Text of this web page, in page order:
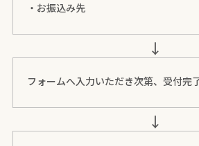
・お振込み先
↓
フォームへ入力いただき次第、受付完
↓